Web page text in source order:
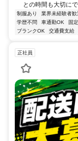
との時間も大切に
制服あり 業界未経験者歓
学歴不問
車通勤OK 固
ブランクOK
交通費支給
正社員